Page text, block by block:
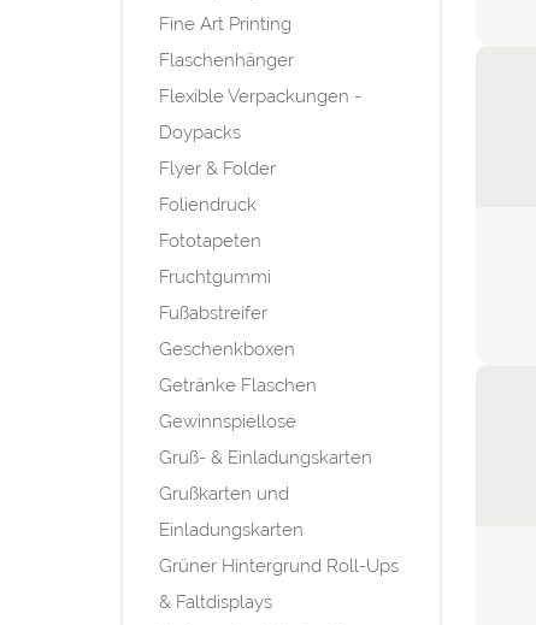
Fine Art Printing
Flaschenhänger
Flexible Verpackungen -
Doypacks
Flyer & Folder
Foliendruck
Fototapeten
Fruchtgummi
Fußabstreifer
Geschenkboxen
Getränke Flaschen
Gewinnspiellose
Gruß- & Einladungskarten
Grußkarten und
Einladungskarten
Grüner Hintergrund Roll-Ups
& Faltdisplays